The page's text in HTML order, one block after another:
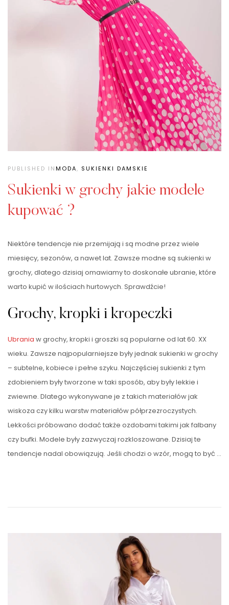
PUBLISHED INMODA, SUKIENKI DAMSKIE
Sukienki w grochy jakie modele
kupować ?
Niektóre tendencje nie przemijają i są modne przez wiele
miesięcy, sezonów, a nawet lat. Zawsze modne są sukienki w
grochy, dlatego dzisiaj omawiamy to doskonałe ubranie, które
warto kupić w ilościach hurtowych. Sprawdźcie!
Grochy, kropki i kropeczki
Ubrania w grochy, kropki i groszki są popularne od lat 60. XX
wieku. Zawsze najpopularniejsze były jednak sukienki w grochy
– subtelne, kobiece i pełne szyku. Najczęściej sukienki z tym
zdobieniem były tworzone w taki sposób, aby były lekkie i
zwiewne. Dlatego wykonywane je z takich materiałów jak
wiskoza czy kilku warstw materiałów półprzezroczystych.
Lekkości próbowano dodać także ozdobami takimi jak falbany
czy bufki. Modele były zazwyczaj rozkloszowane. Dzisiaj te
tendencje nadal obowiązują. Jeśli chodzi o wzór, mogą to być …